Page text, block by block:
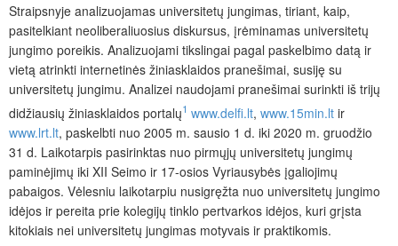
Straipsnyje analizuojamas universitetų jungimas, tiriant, kaip,
pasitelkiant neoliberaliuosius diskursus, įrėminamas universitetų
jungimo poreikis. Analizuojami tikslingai pagal paskelbimo datą ir
vietą atrinkti internetinės žiniasklaidos pranešimai, susiję su
universitetų jungimu. Analizei naudojami pranešimai surinkti iš trijų
didžiausių žiniasklaidos portalų1 www.delfi.lt, www.15min.lt ir
www.lrt.lt, paskelbti nuo 2005 m. sausio 1 d. iki 2020 m. gruodžio
31 d. Laikotarpis pasirinktas nuo pirmųjų universitetų jungimų
paminėjimų iki XII Seimo ir 17-osios Vyriausybės įgaliojimų
pabaigos. Vėlesniu laikotarpiu nusigręžta nuo universitetų jungimo
idėjos ir pereita prie kolegijų tinklo pertvarkos idėjos, kuri grįsta
kitokiais nei universitetų jungimas motyvais ir praktikomis.